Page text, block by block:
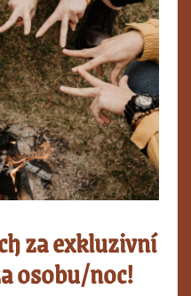
za exkluzivní
osobu/noc!